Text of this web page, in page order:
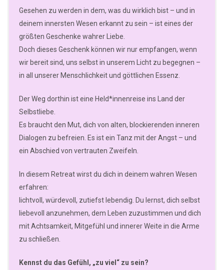
Gesehen zu werden in dem, was du wirklich bist – und in
deinem innersten Wesen erkannt zu sein – ist eines der
größten Geschenke wahrer Liebe.
Doch dieses Geschenk können wir nur empfangen, wenn
wir bereit sind, uns selbst in unserem Licht zu begegnen –
in all unserer Menschlichkeit und göttlichen Essenz.
Der Weg dorthin ist eine Held*innenreise ins Land der
Selbstliebe.
Es braucht den Mut, dich von alten, blockierenden inneren
Dialogen zu befreien. Es ist ein Tanz mit der Angst – und
ein Abschied von vertrauten Zweifeln.
In diesem Retreat wirst du dich in deinem wahren Wesen
erfahren:
lichtvoll, würdevoll, zutiefst lebendig. Du lernst, dich selbst
liebevoll anzunehmen, dem Leben zuzustimmen und dich
mit Achtsamkeit, Mitgefühl und innerer Weite in die Arme
zu schließen.
Kennst du das Gefühl, „zu viel“ zu sein?